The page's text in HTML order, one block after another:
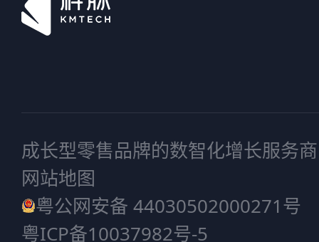
成长型零售品牌的数智化增长服务商
网站地图
粤公网安备 44030502000271号
粤ICP备10037982号-5